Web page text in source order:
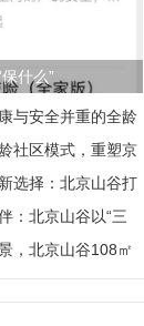
什么”
与安全并重的全龄
社区模式，重塑京
选择：北京山谷打
：北京山谷以“三
，北京山谷108㎡